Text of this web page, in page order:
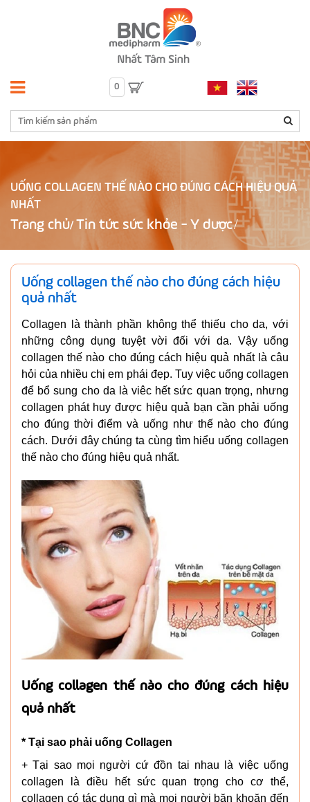
0
UỐNG COLLAGEN THẾ NÀO CHO ĐÚNG CÁCH HIỆU QUẢ
NHẤT
Trang chủ/ Tin tức sức khỏe - Y dược
Uống collagen thế nào cho đúng cách hiệu
quả nhất
Collagen là thành phần không thể thiếu cho da, với
những công dụng tuyệt vời đối với da. Vậy uống
collagen thế nào cho đúng cách hiệu quả nhất là câu
hỏi của nhiều chị em phái đẹp. Tuy việc uống collagen
để bổ sung cho da là viêc hết sức quan trọng, nhưng
collagen phát huy được hiệu quả bạn cần phải uống
cho đúng thời điểm và uống như thế nào cho đúng
cách. Dưới đây chúng ta cùng tìm hiểu uống collagen
thế nào cho đúng hiệu quả nhất.
Uống collagen thế nào cho đúng cách hiệu
quả nhất
* Tại sao phải uống Collagen
+ Tại sao mọi người cứ đồn tai nhau là việc uống
collagen là điều hết sức quan trọng cho cơ thể,
collagen có tác dụng gì mà mọi người băn khoăn đến